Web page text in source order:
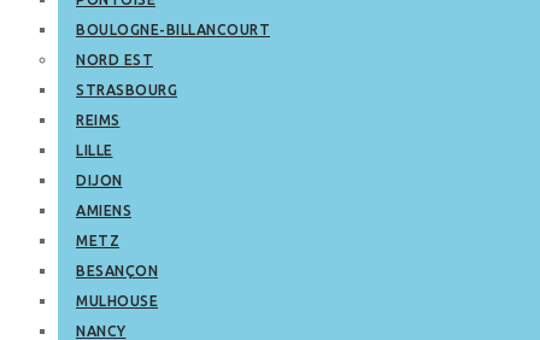
BOULOGNE-BILLANCOURT
NORD EST
STRASBOURG
REIMS
LILLE
DIJON
AMIENS
METZ
BESANÇON
MULHOUSE
NANCY